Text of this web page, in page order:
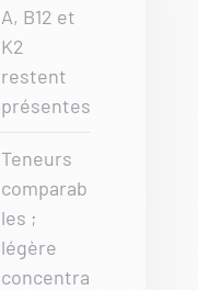
A, B12 et
K2
restent
présentes
Teneurs
comparab
les ;
légère
concentra